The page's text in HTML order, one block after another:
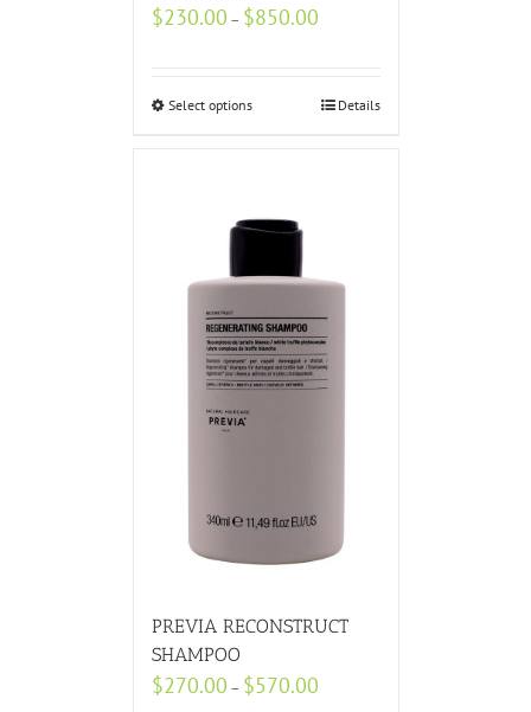
$230.00 – $850.00
Select options Details
PREVIA RECONSTRUCT
SHAMPOO
$270.00 – $570.00